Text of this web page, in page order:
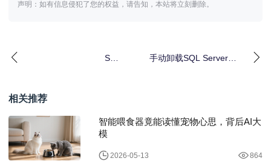
声明：如有信息侵犯了您的权益，请告知，本站将立刻删除。
SQL
手动卸载SQL Server
相关推荐
智能喂食器竟能读懂宠物心思，背后AI大
模
2026-05-13 864